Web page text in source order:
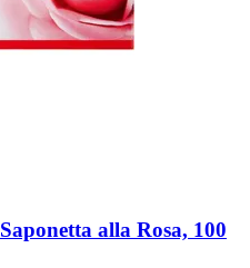
Saponetta alla Rosa, 100